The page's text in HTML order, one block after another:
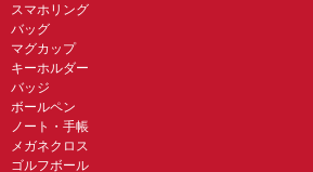
スマホリング
バッグ
マグカップ
キーホルダー
バッジ
ボールペン
ノート・手帳
メガネクロス
ゴルフボール